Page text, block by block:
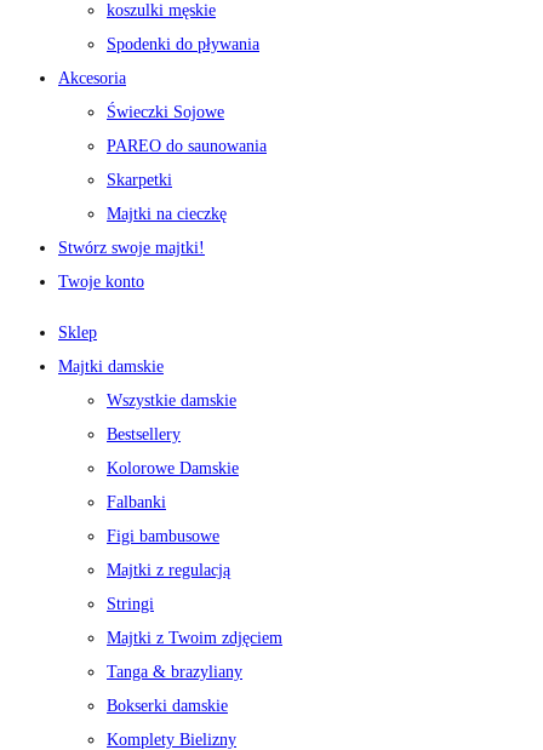
koszulki męskie
Spodenki do pływania
Akcesoria
Świeczki Sojowe
PAREO do saunowania
Skarpetki
Majtki na cieczkę
Stwórz swoje majtki!
Twoje konto
Sklep
Majtki damskie
Wszystkie damskie
Bestsellery
Kolorowe Damskie
Falbanki
Figi bambusowe
Majtki z regulacją
Stringi
Majtki z Twoim zdjęciem
Tanga & brazyliany
Bokserki damskie
Komplety Bielizny